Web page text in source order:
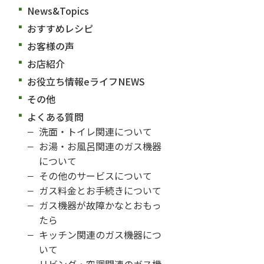
News&Topics
おすすめレシピ
お客様の声
お店紹介
お役立ち情報eライフNEWS
その他
よくある質問
洗面・トイレ関連について
お湯・お風呂関連のガス機器
について
その他のサービスについて
ガス料金とお手続きについて
ガス機器が故障かなとおもっ
たら
キッチン関連のガス機器につ
いて